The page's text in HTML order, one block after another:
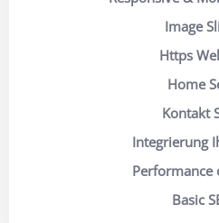
Image
Https
Home
Kontakt
Integrierung
Basic